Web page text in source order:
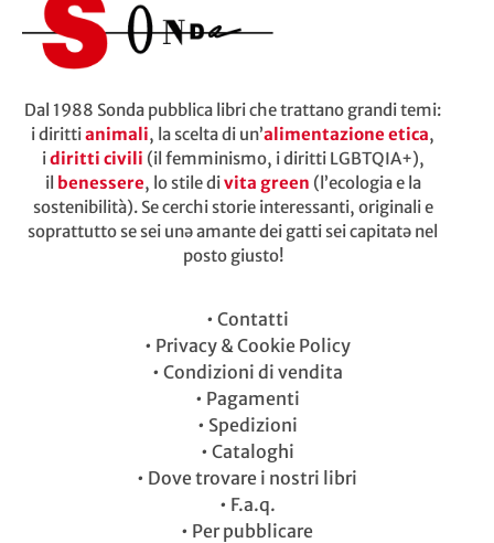
Dal 1988 Sonda pubblica libri che trattano grandi temi:
i dirittianimali, la scelta di un’alimentazione etica,
idiritti civili (il femminismo, i diritti LGBTQIA+),
il benessere, lo stile divita green (l’ecologia e la
sostenibilità). Se cerchi storie interessanti, originali e
soprattutto se sei unə amante dei gatti sei capitatə nel
posto giusto!
• Contatti
• Privacy & Cookie Policy
• Condizioni di vendita
• Pagamenti
• Spedizioni
• Cataloghi
• Dove trovare i nostri libri
• F.a.q.
• Per pubblicare